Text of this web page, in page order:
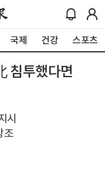
국제 건강 스포츠
침투했다면
시
조